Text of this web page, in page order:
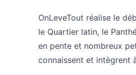
OnLeveTout réalise le
le Quartier latin, le
en pente et nombreux
connaissent et intègrent